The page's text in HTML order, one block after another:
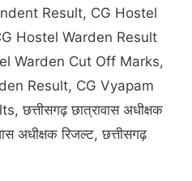
Result, CG Hostel
Hostel Warden Result
Warden Cut Off Marks,
Result, CG Vyapam
,छत्तीसगढ़ छात्रावास अधीक्षक
अधीक्षक रिजल्ट,छत्तीसगढ़